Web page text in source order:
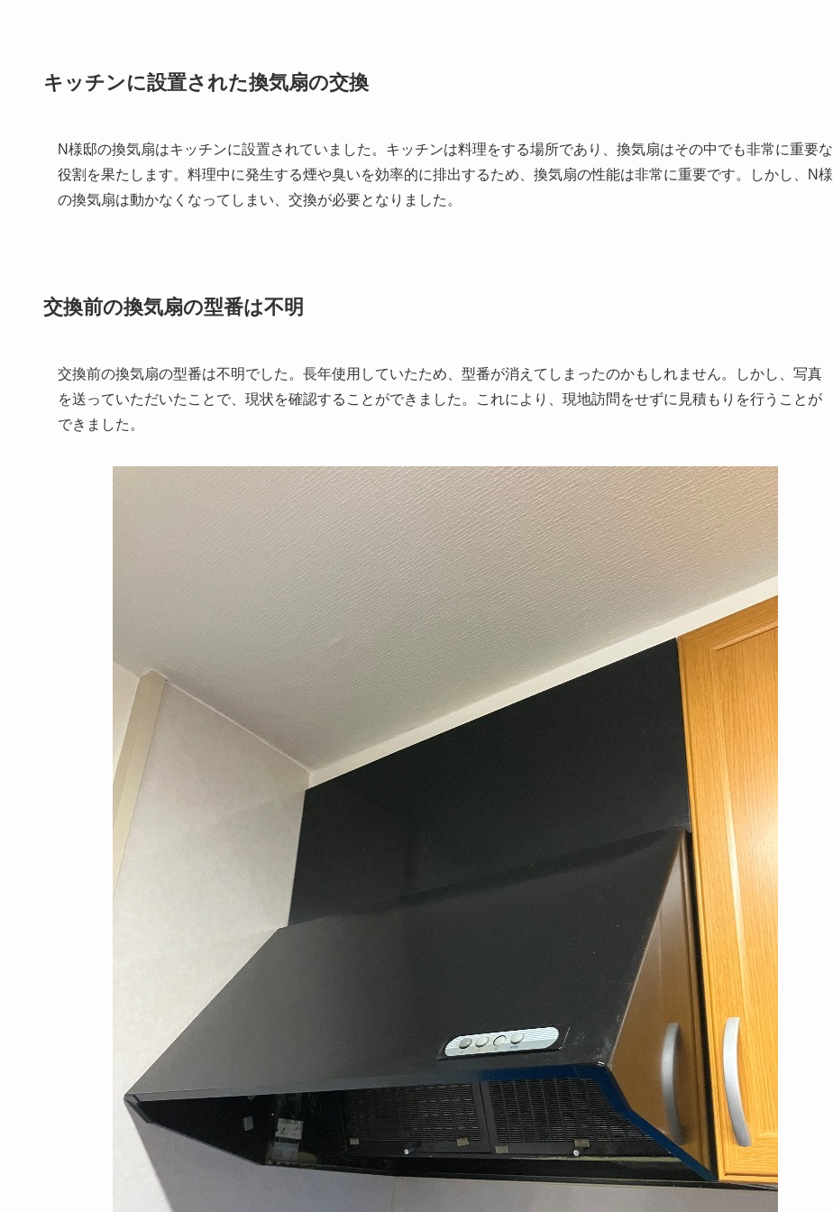
キッチンに設置された換気扇の交換
N様邸の換気扇はキッチンに設置されていました。キッチンは料理をする場所であり、換気扇はその中でも非常に重要な
役割を果たします。料理中に発生する煙や臭いを効率的に排出するため、換気扇の性能は非常に重要です。しかし、N様
の換気扇は動かなくなってしまい、交換が必要となりました。
交換前の換気扇の型番は不明
交換前の換気扇の型番は不明でした。長年使用していたため、型番が消えてしまったのかもしれません。しかし、写真
を送っていただいたことで、現状を確認することができました。これにより、現地訪問をせずに見積もりを行うことが
できました。